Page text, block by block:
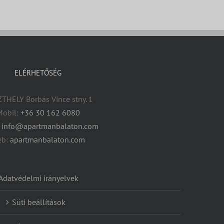
ELÉRHETŐSÉG
Borbás Vince stny. 1
+36 30 162 6080
info@apartmanbalaton.com
apartmanbalaton.com
irányelvek
Süti beállítások